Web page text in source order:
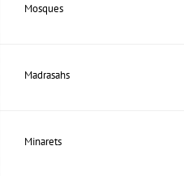
Mosques
Madrasahs
Minarets